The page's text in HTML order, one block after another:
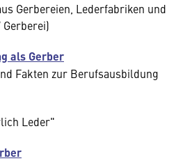
Gerbereien, Lederfabriken und
als Gerber
Fakten zur Berufsausbildung
Leder"